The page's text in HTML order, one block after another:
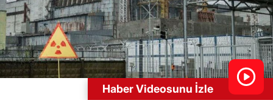
Haber Videosunu İzle